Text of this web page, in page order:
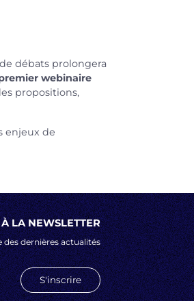
débats prolongera
webinaire
propositions,
enjeux de
LA NEWSLETTER
des dernières actualités
S'inscrire